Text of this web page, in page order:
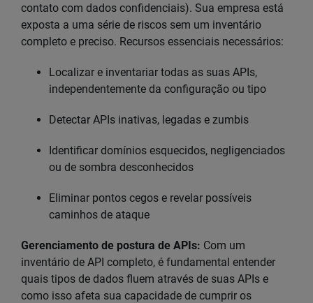
contato com dados confidenciais). Sua empresa está
exposta a uma série de riscos sem um inventário
completo e preciso. Recursos essenciais necessários:
Localizar e inventariar todas as suas APIs,
independentemente da configuração ou tipo
Detectar APIs inativas, legadas e zumbis
Identificar domínios esquecidos, negligenciados
ou de sombra desconhecidos
Eliminar pontos cegos e revelar possíveis
caminhos de ataque
Gerenciamento de postura de APIs: Com um
inventário de API completo, é fundamental entender
quais tipos de dados fluem através de suas APIs e
como isso afeta sua capacidade de cumprir os